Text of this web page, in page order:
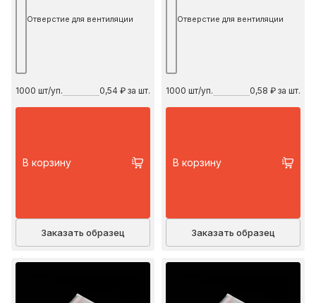
Отверстие для вентиляции
1000 шт/уп. 0,54 ₽ за шт.
В корзину
Заказать образец
Отверстие для вентиляции
1000 шт/уп. 0,58 ₽ за шт.
В корзину
Заказать образец